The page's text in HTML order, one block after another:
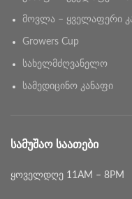
მოვლა – ყველაფერი
Growers Cup
სახელმძღვანელო
სამედიცინო კანაფი
ᲡᲐᲛᲣᲨᲐᲝ ᲡᲐᲐᲗᲔᲑᲘ
ყოველდღე 11AM – 8PM